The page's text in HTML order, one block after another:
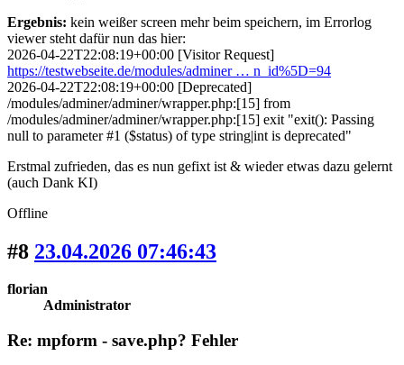
Ergebnis: kein weißer screen mehr beim speichern, im Errorlog
viewer steht dafür nun das hier:
2026-04-22T22:08:19+00:00 [Visitor Request]
https://testwebseite.de/modules/adminer … n_id%5D=94
2026-04-22T22:08:19+00:00 [Deprecated]
/modules/adminer/adminer/wrapper.php:[15] from
/modules/adminer/adminer/wrapper.php:[15] exit "exit(): Passing
null to parameter #1 ($status) of type string|int is deprecated"
Erstmal zufrieden, das es nun gefixt ist & wieder etwas dazu gelernt
(auch Dank KI)
Offline
#8 23.04.2026 07:46:43
florian
Administrator
Re: mpform - save.php? Fehler